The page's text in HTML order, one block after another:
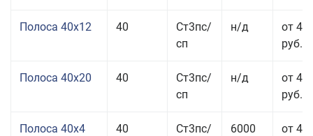
Полоса 40x12 40
Ст3пс/
сп
н/д
от 44
руб.
Полоса 40x20 40
Ст3пс/
сп
н/д
от 47
руб.
Полоса 40x4 40
Ст3пс/
6000
от 43